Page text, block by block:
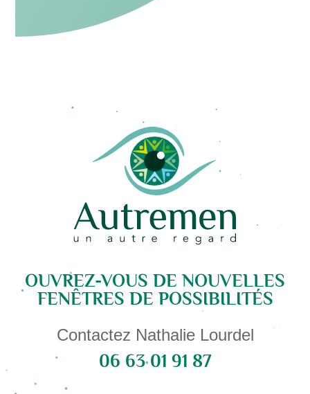
OUVREZ-VOUS DE NOUVELLES
FENÊTRES DE POSSIBILITÉS
Contactez Nathalie Lourdel
06 63 01 91 87